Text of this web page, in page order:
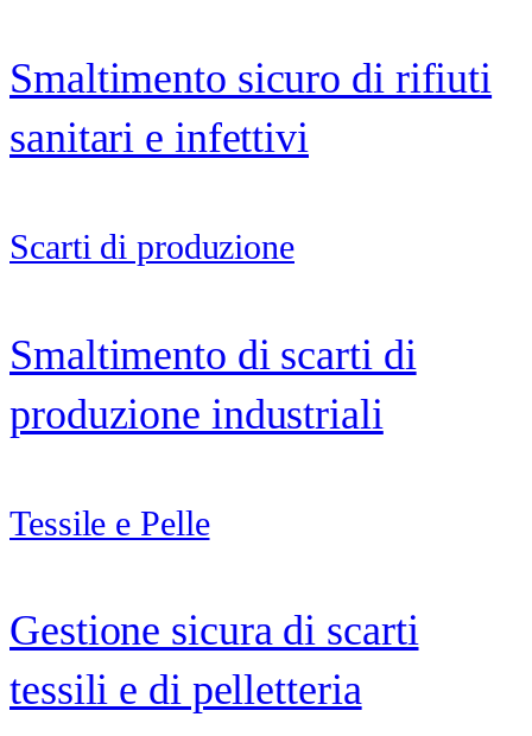
Smaltimento sicuro di rifiuti
sanitari e infettivi
Scarti di produzione
Smaltimento di scarti di
produzione industriali
Tessile e Pelle
Gestione sicura di scarti
tessili e di pelletteria